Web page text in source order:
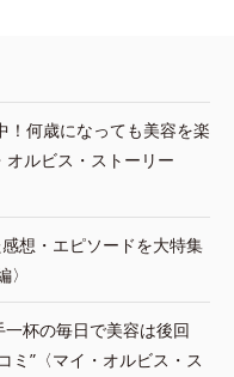
！何歳になっても美容を楽
オルビス・ストーリー
想・エピソードを大特集
杯の毎日で美容は後回
ミ”〈マイ・オルビス・ス